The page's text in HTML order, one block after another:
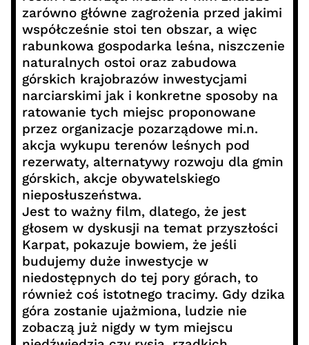
zarówno główne zagrożenia przed jakimi
współcześnie stoi ten obszar, a więc
rabunkowa gospodarka leśna, niszczenie
naturalnych ostoi oraz zabudowa
górskich krajobrazów inwestycjami
narciarskimi jak i konkretne sposoby na
ratowanie tych miejsc proponowane
przez organizacje pozarządowe mi.n.
akcja wykupu terenów leśnych pod
rezerwaty, alternatywy rozwoju dla gmin
górskich, akcje obywatelskiego
nieposłuszeństwa.
Jest to ważny film, dlatego, że jest
głosem w dyskusji na temat przyszłości
Karpat, pokazuje bowiem, że jeśli
budujemy duże inwestycje w
niedostępnych do tej pory górach, to
również coś istotnego tracimy. Gdy dzika
góra zostanie ujażmiona, ludzie nie
zobaczą już nigdy w tym miejscu